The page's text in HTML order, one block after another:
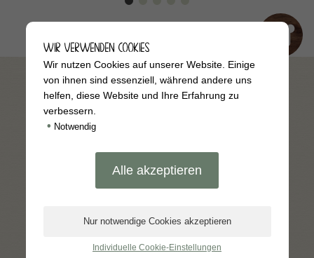
UNSER HOFLADEN NEWSLETTER
Erhalte Neuigkeiten & Angebote
regelmäßig per E-Mail!
Anmelden
Für den Versand unserer Newsletter nutzen wir
WIR VERWENDEN COOKIES
Wir nutzen Cookies auf unserer Website. Einige
von ihnen sind essenziell, während andere uns
helfen, diese Website und Ihre Erfahrung zu
verbessern.
• Notwendig
Individuelle Cookie-Einstellungen